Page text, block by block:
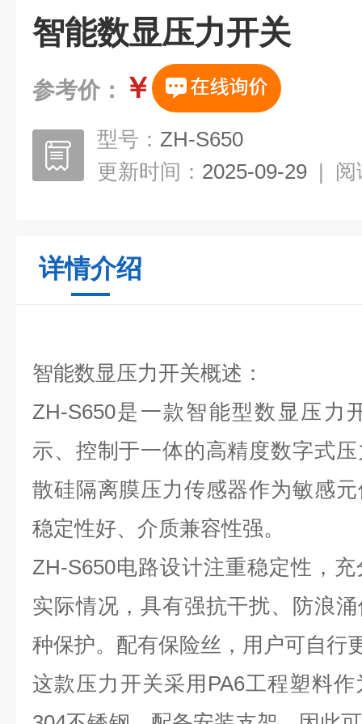
智能数显压力开关
参考价： ￥
型号： ZH-S650
更新时间： 2025-09-29 | 阅
详情介绍
智能数显压力开关概述：
ZH-S650是一款智能型数显压力
示、控制于一体的高精度数字式
散硅隔离膜压力传感器作为敏感
稳定性好、介质兼容性强。
ZH-S650电路设计注重稳定性，
实际情况，具有强抗干扰、防浪
种保护。配有保险丝，用户可自行
这款压力开关采用PA6工程塑料